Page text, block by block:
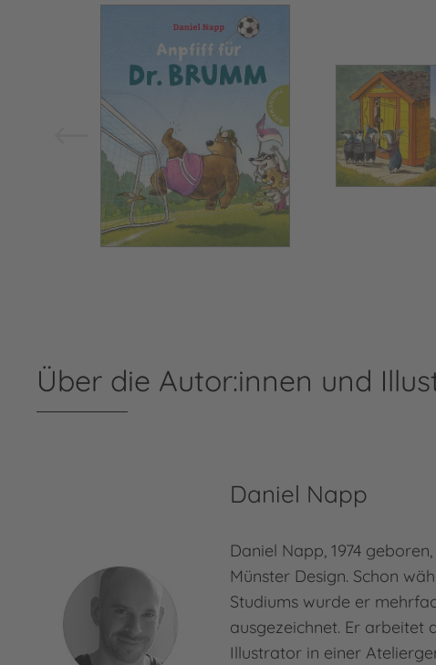
Über die Autor:innen und
Daniel Napp
Daniel Napp, 1974
Münster Design. Schon
Studiums wurde er
ausgezeichnet. Er arbeitet
Illustrator in einer